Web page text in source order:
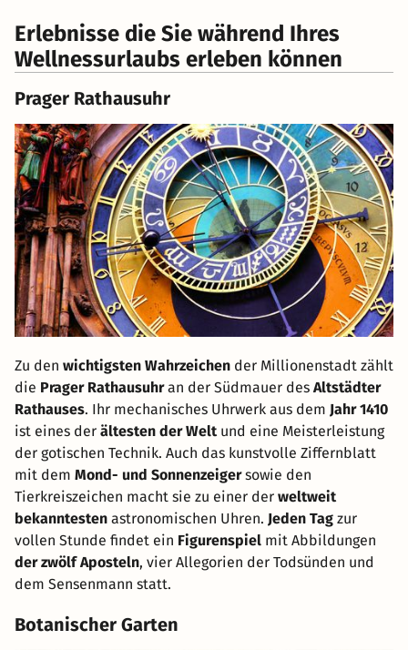
Erlebnisse die Sie während Ihres
Wellnessurlaubs erleben können
Prager Rathausuhr
Zu den wichtigsten Wahrzeichen der Millionenstadt zählt
die Prager Rathausuhran der Südmauer des Altstädter
Rathauses. Ihr mechanisches Uhrwerk aus dem Jahr 1410
ist eines der ältesten der Weltund eine Meisterleistung
der gotischen Technik. Auch das kunstvolle Ziffernblatt
mit dem Mond- und Sonnenzeigersowie den
Tierkreiszeichen macht sie zu einer der weltweit
bekanntesten astronomischen Uhren. Jeden Tag zur
vollen Stunde findet ein Figurenspiel mit Abbildungen
der zwölf Aposteln, vier Allegorien der Todsünden und
dem Sensenmann statt.
Botanischer Garten